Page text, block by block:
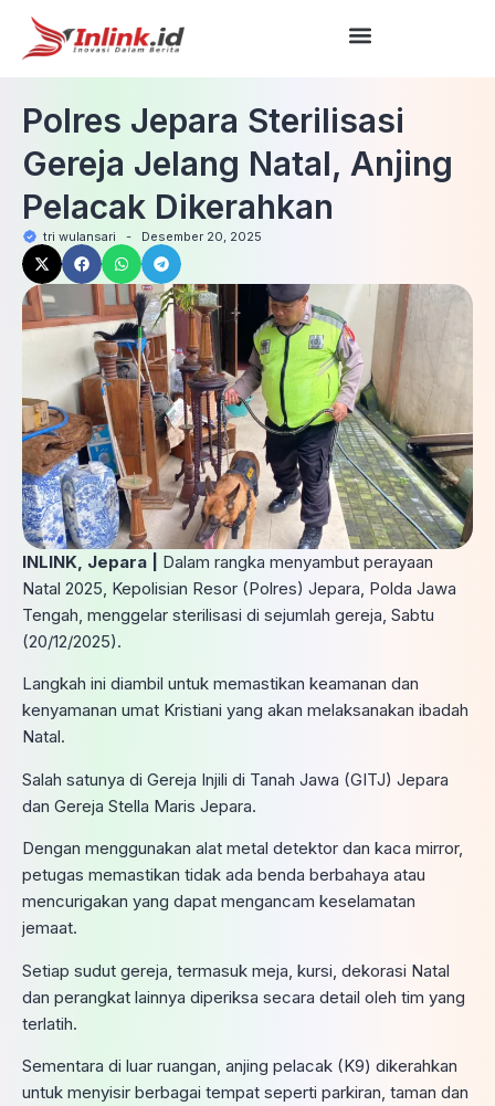
Polres Jepara Sterilisasi
Gereja Jelang Natal, Anjing
Pelacak Dikerahkan
tri wulansari - Desember 20, 2025
INLINK, Jepara |
Dalam rangka menyambut perayaan
Natal 2025, Kepolisian Resor (Polres) Jepara, Polda Jawa
Tengah, menggelar sterilisasi di sejumlah gereja, Sabtu
(20/12/2025).
Langkah ini diambil untuk memastikan keamanan dan
kenyamanan umat Kristiani yang akan melaksanakan ibadah
Natal.
Salah satunya di Gereja Injili di Tanah Jawa (GITJ) Jepara
dan Gereja Stella Maris Jepara.
Dengan menggunakan alat metal detektor dan kaca mirror,
petugas memastikan tidak ada benda berbahaya atau
mencurigakan yang dapat mengancam keselamatan
jemaat.
Setiap sudut gereja, termasuk meja, kursi, dekorasi Natal
dan perangkat lainnya diperiksa secara detail oleh tim yang
terlatih.
Sementara di luar ruangan, anjing pelacak (K9) dikerahkan
untuk menyisir berbagai tempat seperti parkiran, taman dan